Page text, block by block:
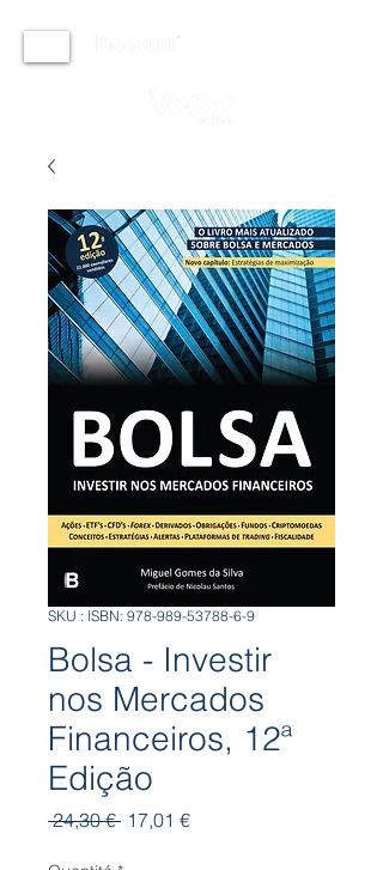
SKU : ISBN: 978-989-53788-6-9
Bolsa - Investir
nos Mercados
Financeiros, 12ª
Edição
24,30 € Prix
17,01 €Prix